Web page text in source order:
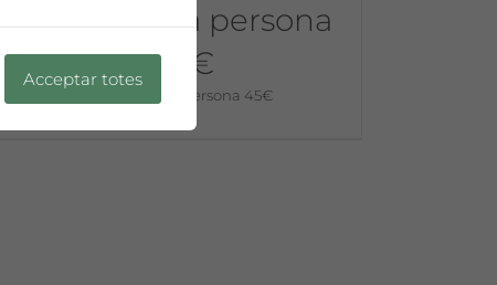
Preu per una persona
45€ €
Preu per persona 45€
Acceptar totes